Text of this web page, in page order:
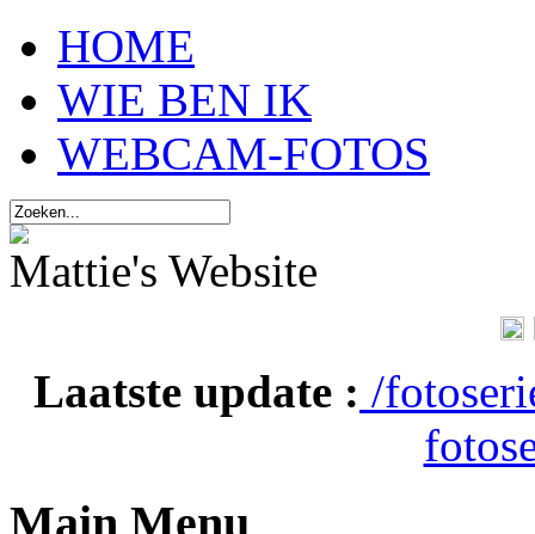
HOME
WIE BEN IK
WEBCAM-FOTOS
Mattie's Website
Laatste update : /
Main Menu